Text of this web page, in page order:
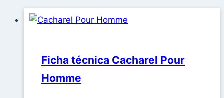
Ficha técnica Cacharel Pour
Homme